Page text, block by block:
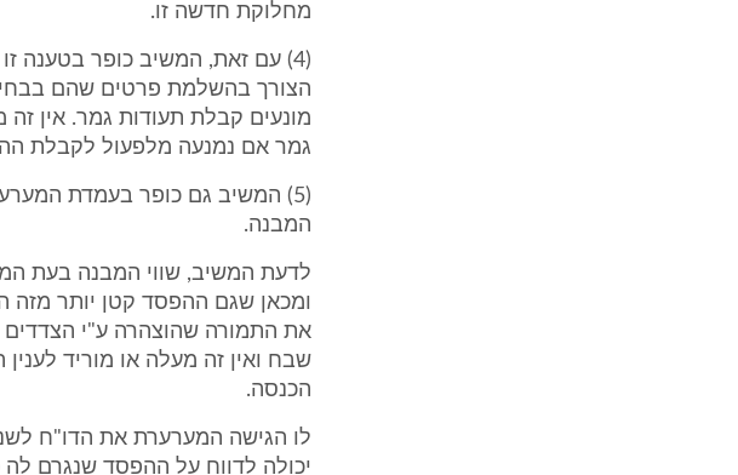
מחלוקת חדשה זו.
(4) עם זאת, המשיב כופר בטענה
הצורך בהשלמת פרטים שהם
מונעים קבלת תעודות גמר. אין
גמר אם נמנעה מלפעול לקבלת
(5) המשיב גם כופר בעמדת
המבנה.
לדעת המשיב, שווי המבנה בעת
ומכאן שגם ההפסד קטן יותר מזה
את התמורה שהוצהרה ע"י
שבח ואין זה מעלה או מוריד
הכנסה.